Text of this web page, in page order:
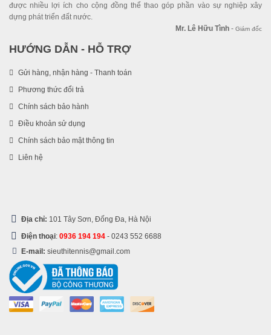
được nhiều lợi ích cho cộng đồng thể thao góp phần vào sự nghiệp xây
dựng phát triển đất nước.
Mr. Lê Hữu Tình - Giám đốc
HƯỚNG DẪN - HỖ TRỢ
Gửi hàng, nhận hàng - Thanh toán
Phương thức đổi trả
Chính sách bảo hành
Điều khoản sử dụng
Chính sách bảo mật thông tin
Liên hệ
Địa chỉ: 101 Tây Sơn, Đống Đa, Hà Nội
Điện thoại: 0936 194 194 - 0243 552 6688
E-mail: sieuthitennis@gmail.com